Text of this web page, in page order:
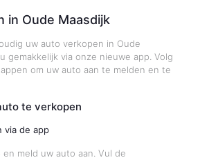
in Oude Maasdijk
uw auto verkopen in Oude
gemakkelijk via onze nieuwe app. Volg
om uw auto aan te melden en te
te verkopen
via de app
meld uw auto aan. Vul de